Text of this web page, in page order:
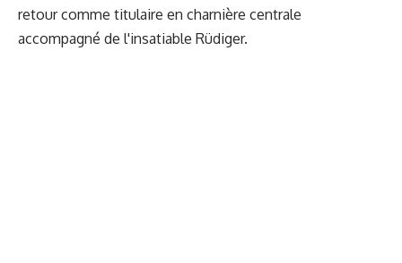
retour comme titulaire en charnière centrale
accompagné de l'insatiable Rüdiger.